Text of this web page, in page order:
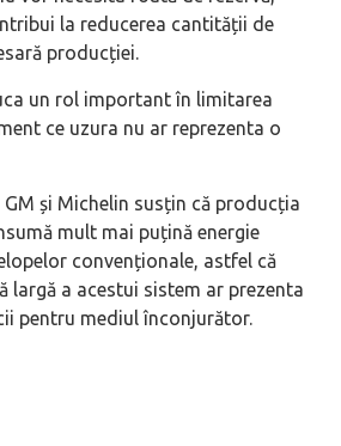
la reducerea cantității de
producției.
un rol important în limitarea
ce uzura nu ar reprezenta o
și Michelin susțin că producția
mult mai puțină energie
convenționale, astfel că
largă a acestui sistem ar prezenta
pentru mediul înconjurător.